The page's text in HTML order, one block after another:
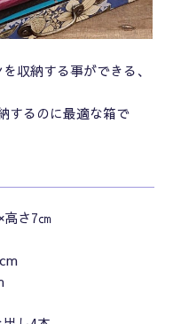
収納する事ができる、
するのに最適な箱で
高さ7㎝